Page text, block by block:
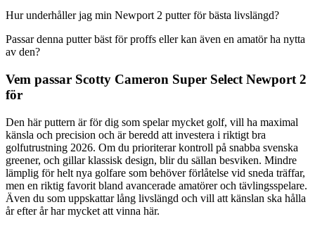
Hur underhåller jag min Newport 2 putter för bästa livslängd?
Passar denna putter bäst för proffs eller kan även en amatör ha nytta
av den?
Vem passar Scotty Cameron Super Select Newport 2
för
Den här puttern är för dig som spelar mycket golf, vill ha maximal
känsla och precision och är beredd att investera i riktigt bra
golfutrustning 2026. Om du prioriterar kontroll på snabba svenska
greener, och gillar klassisk design, blir du sällan besviken. Mindre
lämplig för helt nya golfare som behöver förlåtelse vid sneda träffar,
men en riktig favorit bland avancerade amatörer och tävlingsspelare.
Även du som uppskattar lång livslängd och vill att känslan ska hålla
år efter år har mycket att vinna här.